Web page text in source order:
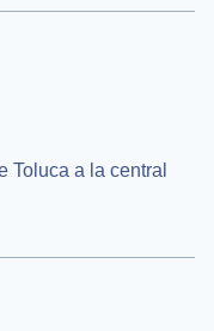
Toluca a la central